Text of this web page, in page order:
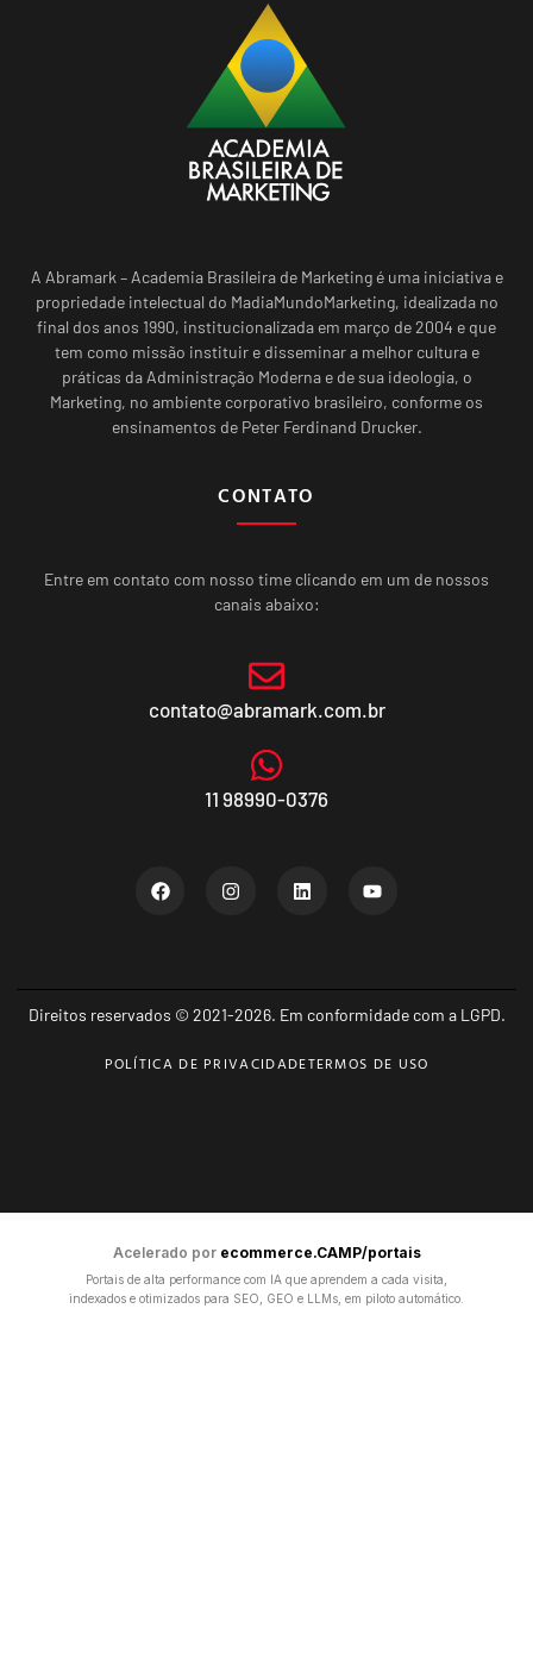
A Abramark – Academia Brasileira de Marketing é uma iniciativa e
propriedade intelectual do MadiaMundoMarketing, idealizada no
final dos anos 1990, institucionalizada em março de 2004 e que
tem como missão instituir e disseminar a melhor cultura e
práticas da Administração Moderna e de sua ideologia, o
Marketing, no ambiente corporativo brasileiro, conforme os
ensinamentos de Peter Ferdinand Drucker.
CONTATO
Entre em contato com nosso time clicando em um de nossos
canais abaixo:
contato@abramark.com.br
11 98990-0376
Direitos reservados © 2021-2026. Em conformidade com a LGPD.
POLÍTICA DE PRIVACIDADETERMOS DE USO
Acelerado por ecommerce.CAMP/portais
Portais de alta performance com IA que aprendem a cada visita,
indexados e otimizados para SEO, GEO e LLMs, em piloto automático.